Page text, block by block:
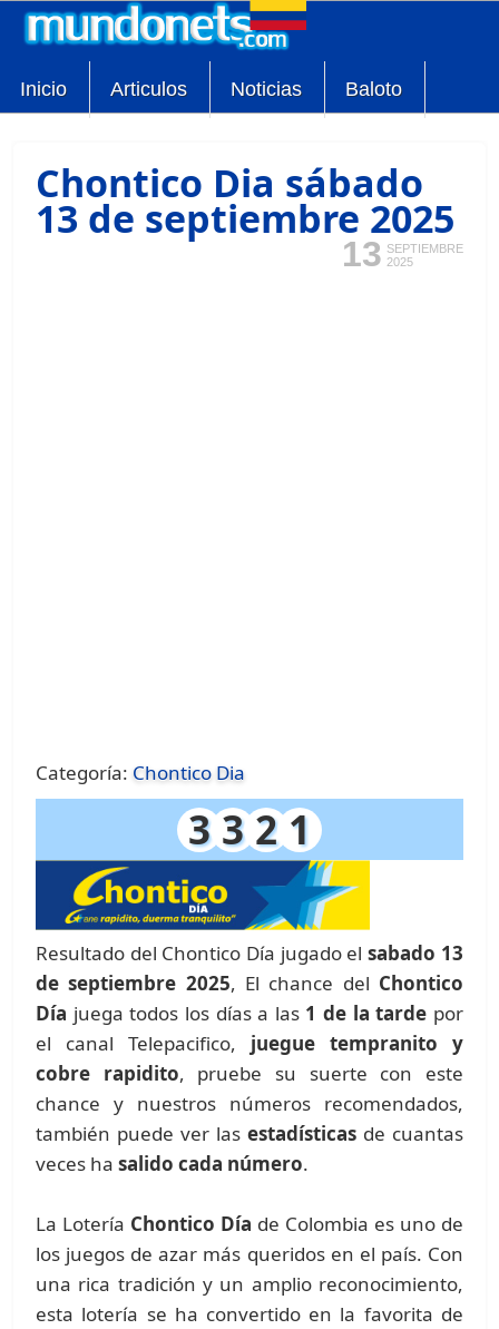
Inicio Articulos Noticias Baloto
Chontico Dia sábado
13 de septiembre 2025
13 SEPTIEMBRE
2025
Categoría: Chontico Dia
3 3 2 1
Resultado del Chontico Día jugado elsabado 13
de septiembre 2025, El chance del Chontico
Día juega todos los días a las 1 de la tarde por
el canal Telepacifico, juegue tempranito y
cobre rapidito, pruebe su suerte con este
chance y nuestros números recomendados,
también puede ver las estadísticasde cuantas
veces hasalido cada número.
La Lotería Chontico Día de Colombia es uno de
los juegos de azar más queridos en el país. Con
una rica tradición y un amplio reconocimiento,
esta lotería se ha convertido en la favorita de